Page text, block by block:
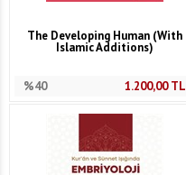
The Developing Human (With
Islamic Additions)
%40 1.200,00TL